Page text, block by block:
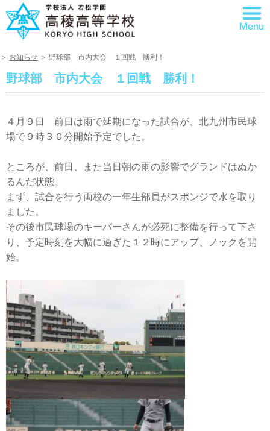
＞ お知らせ ＞ 野球部 市内大会 １回戦 勝利！
野球部 市内大会 １回戦 勝利！
４月９日 前日は雨で延期になった試合が、北九州市民球
場で９時３０分開始予定でした。
ところが、前日、また当日朝の雨の影響でグランドはぬか
るんだ状態。
まず、試合を行う両校の一年生部員がスポンジで水を取り
ました。
その後市民球場のキーパーさんが必死に整備を行って下さ
り、予定時刻を大幅に過ぎた１２時にアップ、ノックを開
始。